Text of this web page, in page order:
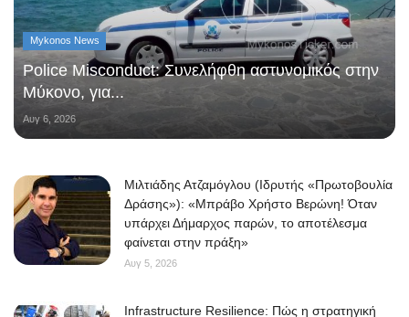
Mykonos News
Police Misconduct: Συνελήφθη αστυνομικός στην
Μύκονο, για...
Αυγ 6, 2026
Μιλτιάδης Ατζαμόγλου (Ιδρυτής «Πρωτοβουλία
Δράσης»): «Μπράβο Χρήστο Βερώνη! Όταν
υπάρχει Δήμαρχος παρών, το αποτέλεσμα
φαίνεται στην πράξη»
Αυγ 5, 2026
Infrastructure Resilience: Πώς η στρατηγική